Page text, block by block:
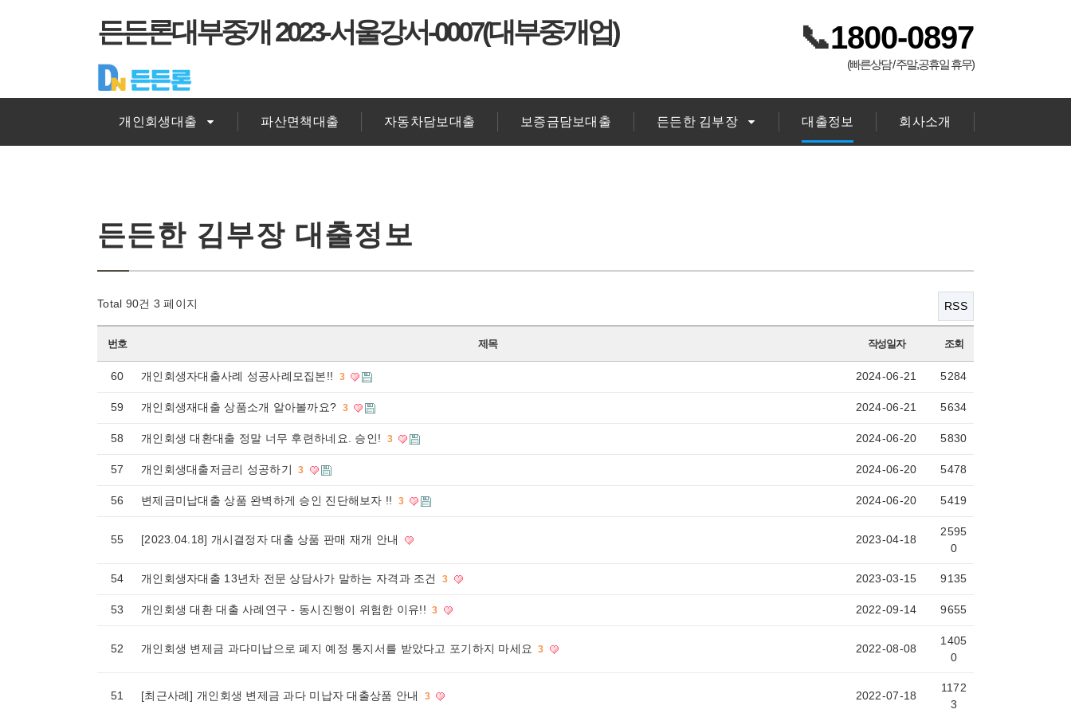
든든론대부중개 2023-서울강서-0007(대부중개업) 📞1800-0897
(빠른상담 / 주말,공휴일 휴무)
개인회생대출 파산면책대출 자동차담보대출 보증금담보대출 든든한 김부장 대출정보 회사소개
든든한 김부장 대출정보
Total 90건 3 페이지 RSS
번호 제목 작성일자 조회
60 개인회생자대출사례 성공사례모집본!! 3 2024-06-21 5284
59 개인회생재대출 상품소개 알아볼까요? 3 2024-06-21 5634
58 개인회생 대환대출 정말 너무 후련하네요. 승인! 3 2024-06-20 5830
57 개인회생대출저금리 성공하기 3 2024-06-20 5478
56 변제금미납대출 상품 완벽하게 승인 진단해보자 !! 3 2024-06-20 5419
55 [2023.04.18] 개시결정자 대출 상품 판매 재개 안내 2023-04-18
2595
0
54 개인회생자대출 13년차 전문 상담사가 말하는 자격과 조건 3 2023-03-15 9135
53 개인회생 대환 대출 사례연구 - 동시진행이 위험한 이유!! 3 2022-09-14 9655
52 개인회생 변제금 과다미납으로 폐지 예정 통지서를 받았다고 포기하지 마세요 3 2022-08-08
1405
0
51 [최근사례] 개인회생 변제금 과다 미납자 대출상품 안내 3 2022-07-18
1172
3